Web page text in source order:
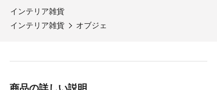
インテリア雑貨
インテリア雑貨
オブジェ